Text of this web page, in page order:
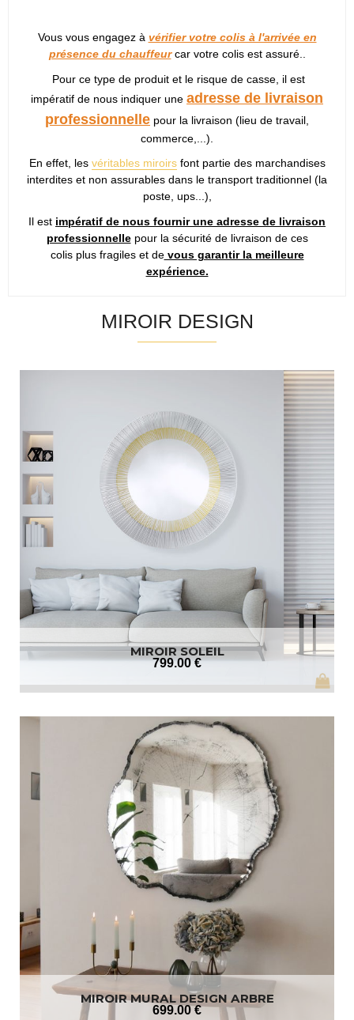
Vous vous engagez à vérifier votre colis à l'arrivée en
présence du chauffeur car votre colis est assuré..
Pour ce type de produit et le risque de casse, il est
impératif de nous indiquer une adresse de livraison
professionnelle pour la livraison (lieu de travail,
commerce,...).
En effet, les véritables miroirsfont partie des marchandises
interdites et non assurables dans le transport traditionnel (la
poste, ups...),
Il est impératif de nous fournir une adresse de livraison
professionnellepour la sécurité de livraison de ces
colis plus fragiles et devous garantir la meilleure
expérience.
MIROIR DESIGN
MIROIR SOLEIL
799.00 €
MIROIR MURAL DESIGN ARBRE
699.00 €